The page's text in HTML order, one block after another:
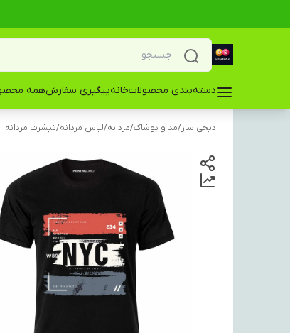
دسته‌بندی محصولاتخانهپیگیری سفارشهمه
دیجی ساز/مد و پوشاک/مردانه/لباس مردانه/تیشرت مردانه